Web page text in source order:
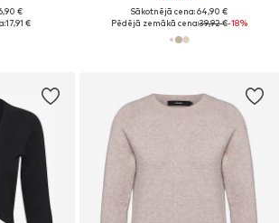
€
17,91 €
Sākotnējā cena: 64,90 €
Pēdējā zemākā cena:39,92 €-18%